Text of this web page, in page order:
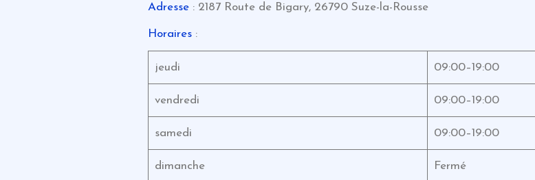
Adresse : 2187 Route de Bigary, 26790 Suze-la-Rousse
Horaires :
jeudi 09:00–19:00
vendredi 09:00–19:00
samedi 09:00–19:00
dimanche Fermé